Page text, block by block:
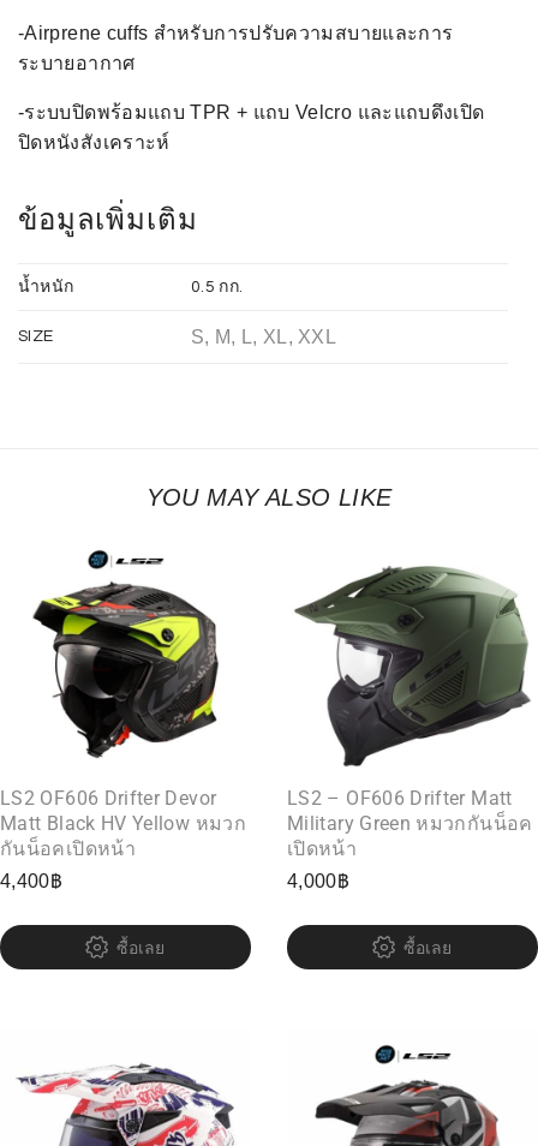
-Airprene cuffs สำหรับการปรับความสบายและการ
ระบายอากาศ
-ระบบปิดพร้อมแถบ TPR + แถบ Velcro และแถบดึงเปิด
ปิดหนังสังเคราะห์
ข้อมูลเพิ่มเติม
น้ำหนัก 0.5 กก.
SIZE S, M, L, XL, XXL
YOU MAY ALSO LIKE
LS2 OF606 Drifter Devor
Matt Black HV Yellow หมวก
กันน็อคเปิดหน้า
4,400฿
ซื้อเลย
LS2 – OF606 Drifter Matt
Military Green หมวกกันน็อค
เปิดหน้า
4,000฿
ซื้อเลย